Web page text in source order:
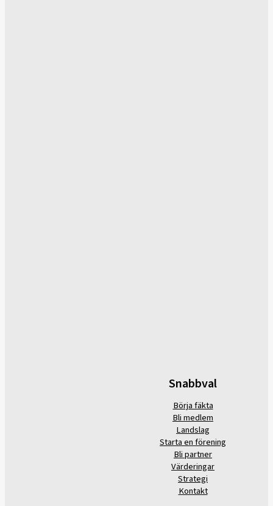
Snabbval
Börja fäkta
Bli medlem
Landslag
Starta en förening
Bli partner
Värderingar
Strategi
Kontakt